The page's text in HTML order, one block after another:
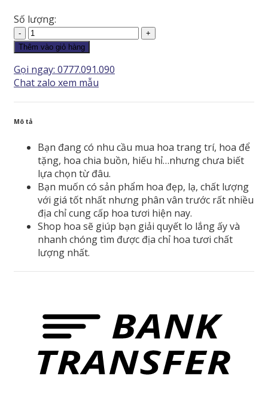
Số lượng:
Hoa
Chia
-
Tưởng
CB102
lượng
Thêm vào giỏ hàng
Gọi ngay: 0777.091.090
Chat zalo xem mẫu
Mô tả
Bạn đang có nhu cầu mua hoa trang trí, hoa để
tặng, hoa chia buồn, hiếu hỉ…nhưng chưa biết
lựa chọn từ đâu.
Bạn muốn có sản phẩm hoa đẹp, lạ, chất lượng
với giá tốt nhất nhưng phân vân trước rất nhiều
địa chỉ cung cấp hoa tươi hiện nay.
Shop hoa sẽ giúp bạn giải quyết lo lắng ấy và
nhanh chóng tìm được địa chỉ hoa tươi chất
lượng nhất.